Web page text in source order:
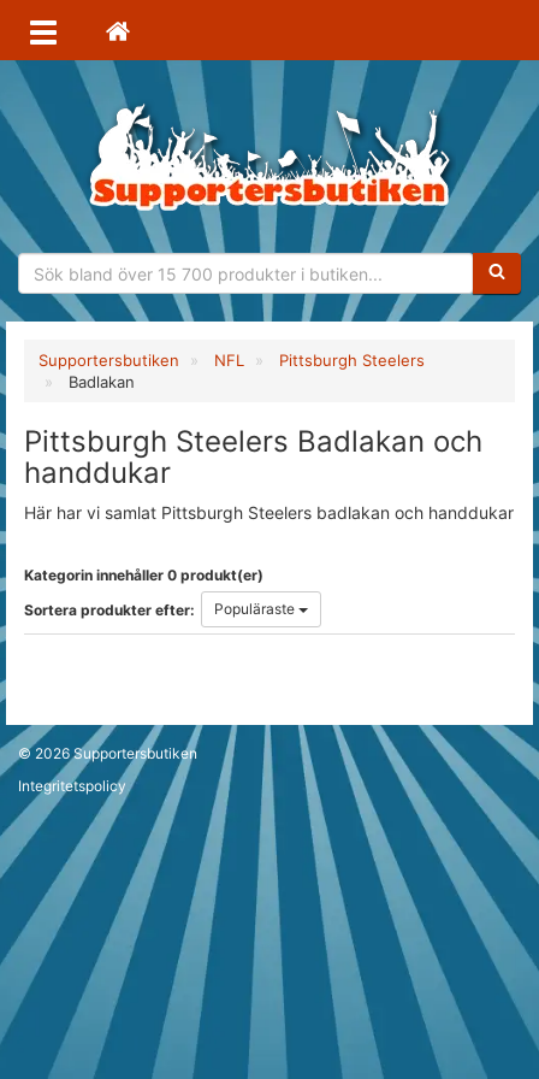
Supportersbutiken NFL
Pittsburgh Steelers
Badlakan
Pittsburgh Steelers Badlakan och
handdukar
Här har vi samlat Pittsburgh Steelers badlakan och handdukar
Kategorin innehåller 0 produkt(er)
Sortera produkter efter:
Populäraste
© 2026Supportersbutiken
Integritetspolicy